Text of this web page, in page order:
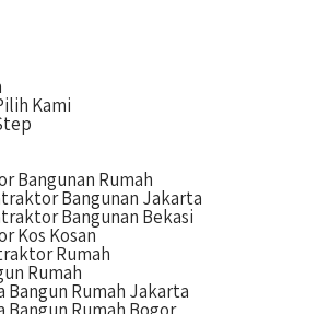
Kami
Bangunan Rumah
Bangunan Jakarta
Bangunan Bekasi
Kos Kosan
Rumah
Rumah
Bangun Rumah Jakarta